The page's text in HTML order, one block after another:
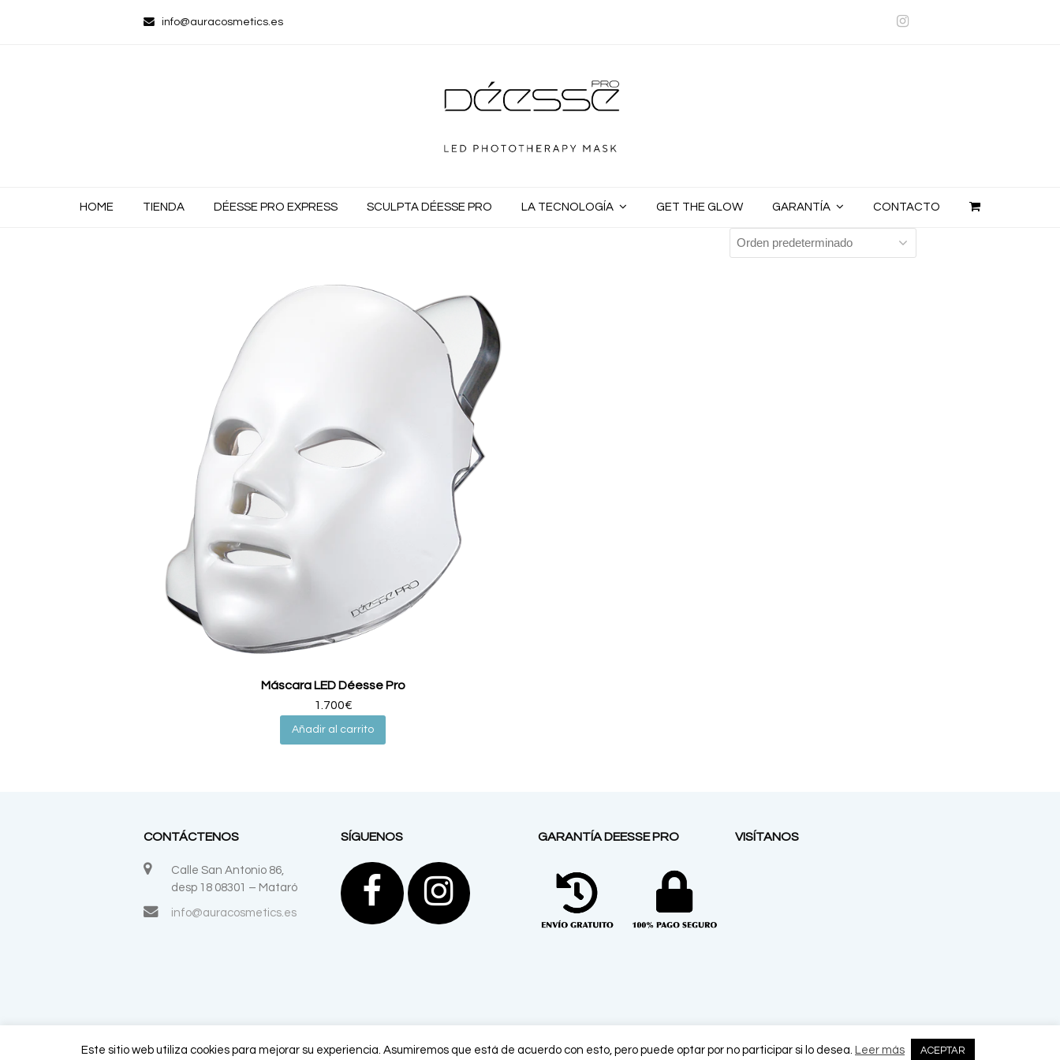
info@auracosmetics.es Instagram
HOME TIENDA DÉESSE PRO EXPRESS SCULPTA DÉESSE PRO LA TECNOLOGÍA GET THE GLOW GARANTÍA CONTACTO
Máscara LED Déesse Pro
1.700€
Añadir al carrito
CONTÁCTENOS
Calle San Antonio 86,
desp 18 08301 – Mataró
info@auracosmetics.es
SÍGUENOS
Facebook
Instagram
GARANTÍA DEESSE PRO VISÍTANOS
DEESSE PRO -Aviso legalyPolítica de privacidad 2026
Este sitio web utiliza cookies para mejorar su experiencia. Asumiremos que está de acuerdo con esto, pero puede optar por no participar si lo desea. Leer más ACEPTAR